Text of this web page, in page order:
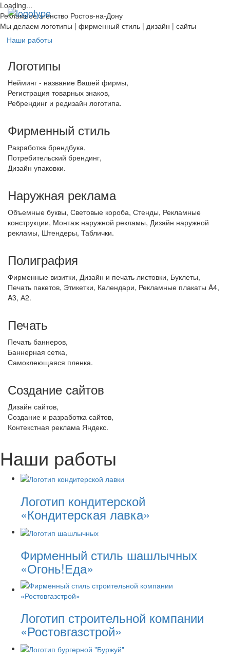
Loading...
Рекламное агенство Ростов-на-Дону
Мы делаем логотипы | фирменный стиль | дизайн | сайты
Наши работы
Логотипы
Нейминг - название Вашей фирмы,
Регистрация товарных знаков,
Ребрендинг и редизайн логотипа.
Фирменный стиль
Разработка брендбука,
Потребительский брендинг,
Дизайн упаковки.
Наружная реклама
Объемные буквы, Световые короба, Стенды, Рекламные
конструкции, Монтаж наружной рекламы, Дизайн наружной
рекламы, Штендеры, Таблички.
Полиграфия
Фирменные визитки, Дизайн и печать листовки, Буклеты,
Печать пакетов, Этикетки, Календари, Рекламные плакаты A4,
A3, А2.
Печать
Печать баннеров,
Баннерная сетка,
Самоклеющаяся пленка.
Создание сайтов
Дизайн сайтов,
Cоздание и разработка сайтов,
Контекстная реклама Яндекс.
Наши работы
Логотип кондитерской
«Кондитерская лавка»
Фирменный стиль шашлычных
«Огонь!Еда»
Логотип строительной компании
«Ростовгазстрой»